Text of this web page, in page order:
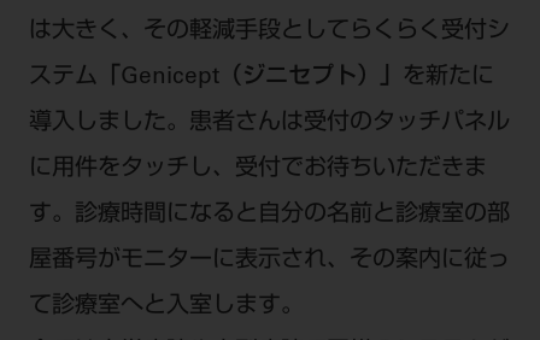
は大きく、その軽減手段としてらくらく受付シ
ステム 「Genicept（ジニセプト）」
を新たに
導入しました。患者さんは受付のタッチパネル
に用件をタッチし、受付でお待ちいただきま
す。診療時間になると自分の名前と診療室の部
屋番号がモニターに表示され、その案内に従っ
て診療室へと入室します。